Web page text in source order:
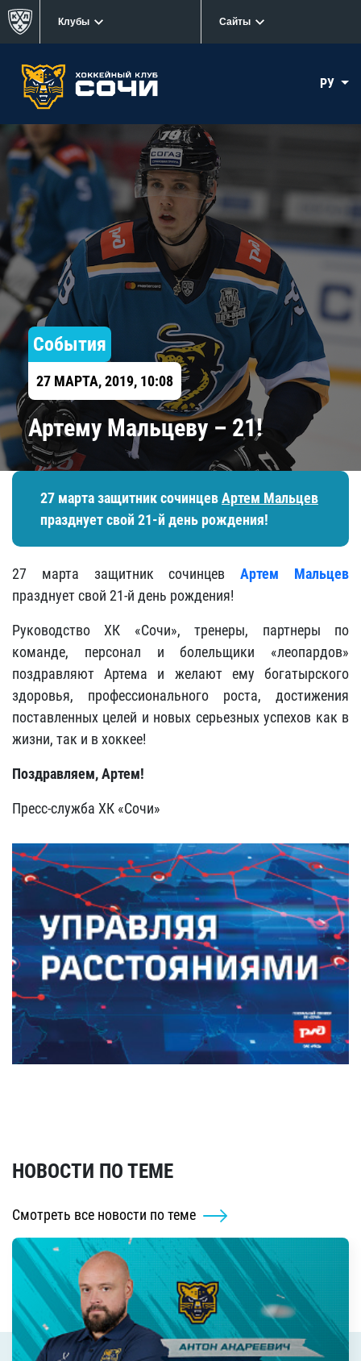
Клубы Сайты
РУ
События
27 МАРТА, 2019, 10:08
Артему Мальцеву – 21!
27 марта защитник сочинцевАртем Мальцев
празднует свой 21-й день рождения!
27 марта защитник сочинцевАртем Мальцев
празднует свой 21-й день рождения!
Руководство ХК «Сочи», тренеры, партнеры по
команде, персонал и болельщики «леопардов»
поздравляют Артема и желают ему богатырского
здоровья, профессионального роста, достижения
поставленных целей и новых серьезных успехов как в
жизни, так и в хоккее!
Поздравляем, Артем!
Пресс-служба ХК «Сочи»
НОВОСТИ ПО ТЕМЕ
Смотреть все новости по теме